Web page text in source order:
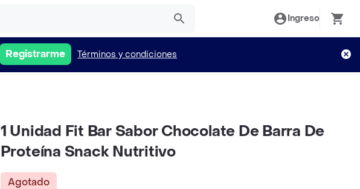
Ingreso
Registrarme Términos y condiciones
1 Unidad Fit Bar Sabor Chocolate De Barra De
Proteína Snack Nutritivo
Agotado